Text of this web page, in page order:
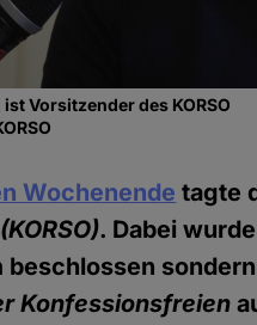
Vorsitzender des KORSO
Wochenende tagte
(KORSO). Dabei
Konfessionsfreien